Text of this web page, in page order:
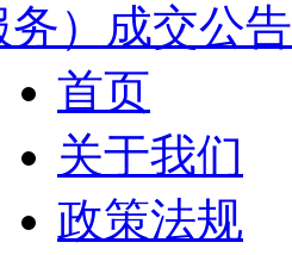
务）成交公告
首页
关于我们
政策法规